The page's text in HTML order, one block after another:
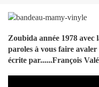
Zoubida année 1978
paroles à vous faire
écrite par......François